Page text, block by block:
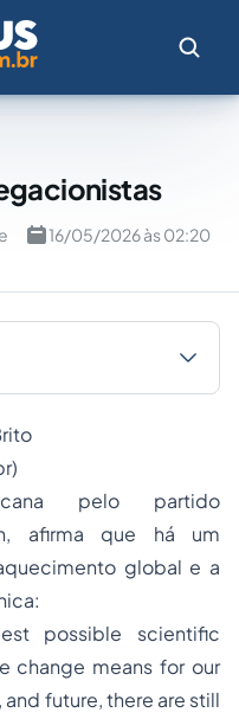
16/05/2026 às 02:20
)
pelo partido
afirma que há um
global e a
possible scientific
change means for our
future, there are still